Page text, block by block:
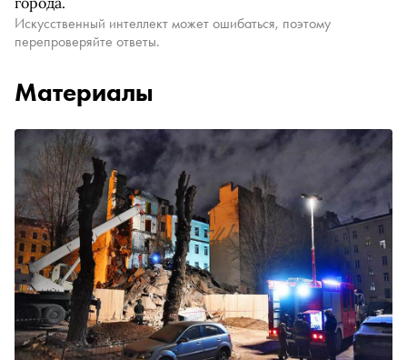
Искусственный интеллект может ошибаться, поэтому
перепроверяйте ответы.
Материалы